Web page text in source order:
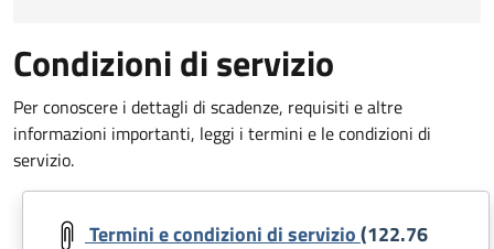
Condizioni di servizio
Per conoscere i dettagli di scadenze, requisiti e altre
informazioni importanti, leggi i termini e le condizioni di
servizio.
Document
Termini e condizioni di servizio(122.76